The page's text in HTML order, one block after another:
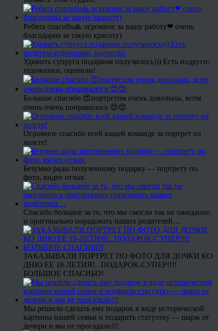
Ребята спасибо🙏 огромное за вашу работу❤ очень
благодарна за такую красоту)
Удивить супруга подарком получилось))) Есть подруги-
художники, оценили!
Большое спасибо 😍портретом очень довольны, всем
очень очень понравилось 😍😍
Огромное спасибо всей вашей команде за портрет на
холсте!
Безумно рады полученному подарку — портрету по
фото, видео отзыв.
Спасибо большое за то, что мы смогли так не ожиданно
и оригинально порадовать наших родителей…
ЗАКАЗЫВАЛИ ПОРТРЕТ ПО ФОТО ДЛЯ ДОЧКИ КО
ДНЮ ЕЕ 18-ЛЕТИЯ!.. ПОДАРОК-СУПЕР!!!!
БОЛЬШОЕ СПАСИБО!
Мы решили сделать ему подарок в виде исторической
картины нашей семьи и подарить статуэтку — шарж от
дочери и мы не прогадали!!!